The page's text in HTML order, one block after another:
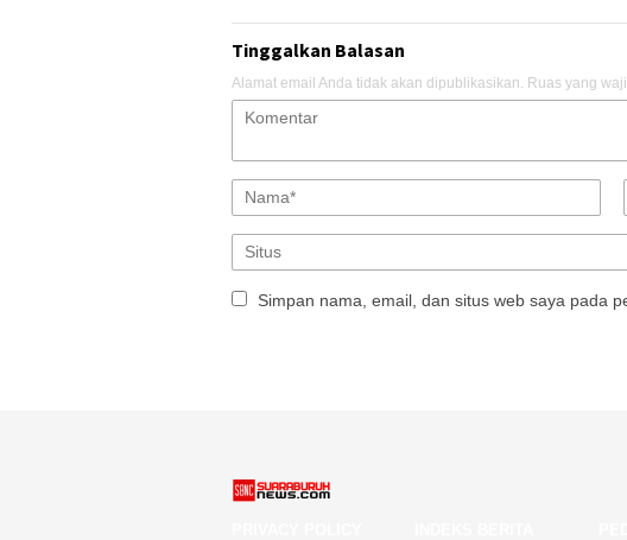
Tinggalkan Balasan
Alamat email Anda tidak akan dipublikasikan. Ruas yang
Simpan nama, email, dan situs web saya pada